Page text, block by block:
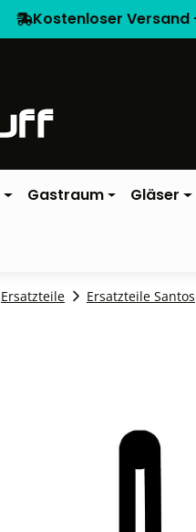
Kostenloser
Gastraum Gläser
Ersatzteile Ersatzteile Santos